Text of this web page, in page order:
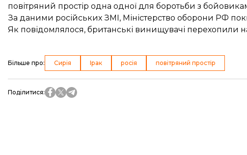
повітряний простір одна одної для боротьби з
За даними російських ЗМІ, Міністерство оборони РФ
Як повідомлялося, британські винищувачі перехопили
Більше про: Сирія Ірак росія повітряний простір
Поділитися: